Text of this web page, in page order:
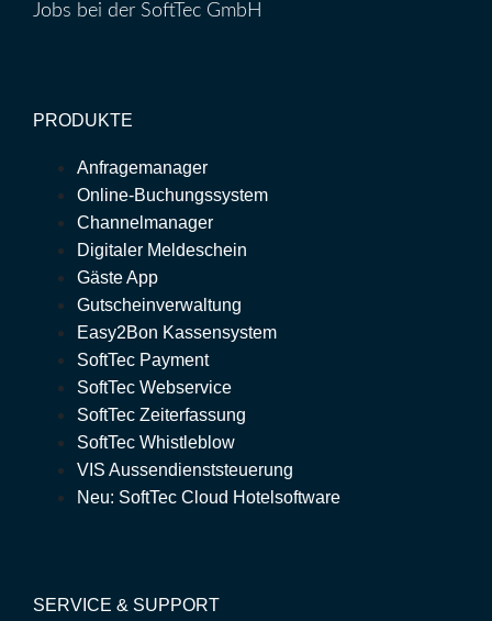
Jobs bei der SoftTec GmbH
PRODUKTE
Anfragemanager
Online-Buchungssystem
Channelmanager
Digitaler Meldeschein
Gäste App
Gutscheinverwaltung
Easy2Bon Kassensystem
SoftTec Payment
SoftTec Webservice
SoftTec Zeiterfassung
SoftTec Whistleblow
VIS Aussendienststeuerung
Neu: SoftTec Cloud Hotelsoftware
SERVICE & SUPPORT